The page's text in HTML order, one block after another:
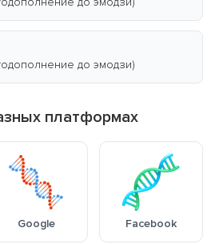
до эмодзи)
платформах
Google Facebook